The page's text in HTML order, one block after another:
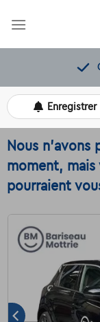
Enregistrer
Nous n'avons
moment,
pourraient